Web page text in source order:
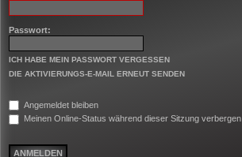
Passwort:
ICH HABE MEIN PASSWORT VERGESSEN
DIE AKTIVIERUNGS-E-MAIL ERNEUT SENDEN
Angemeldet bleiben
Meinen Online-Status während dieser Sitzung verbergen